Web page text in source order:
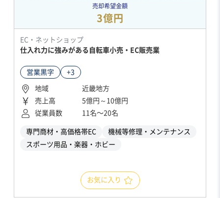
売却希望金額
3億円
EC・ネットショップ
仕入れ力に強みがある自転車小売・EC販売業
営業黒字 +3
地域
近畿地方
売上高
5億円～10億円
従業員数
11名〜20名
専門商材・高価格帯EC
機械等修理・メンテナンス
スポーツ用品・楽器・ホビー
お気に入り